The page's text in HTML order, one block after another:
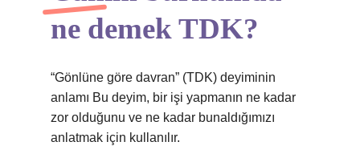
ne demek TDK?
“Gönlüne göre davran” (TDK) deyiminin
anlamı Bu deyim, bir işi yapmanın ne kadar
zor olduğunu ve ne kadar bunaldığımızı
anlatmak için kullanılır.